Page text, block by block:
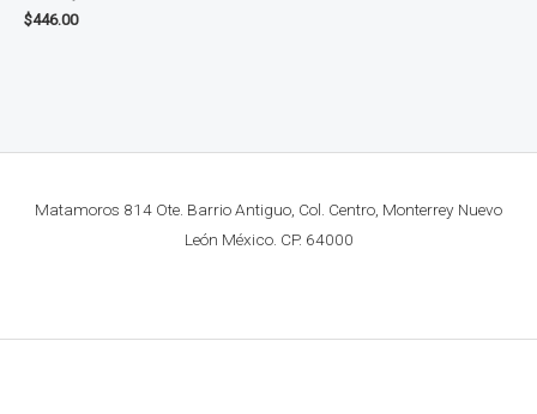
$446.00
Matamoros 814 Ote. Barrio Antiguo, Col. Centro, Monterrey Nuevo
León México. CP. 64000